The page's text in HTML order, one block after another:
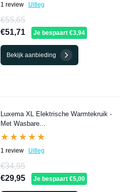
1 review Uitleg
€55,65
€51,71
Je bespaart €3,94
Bekijk aanbieding
Luxema XL Elektrische Warmtekruik -
Met Wasbare...
★★★★★
★★★★★
1 review Uitleg
€34,95
€29,95
Je bespaart €5,00